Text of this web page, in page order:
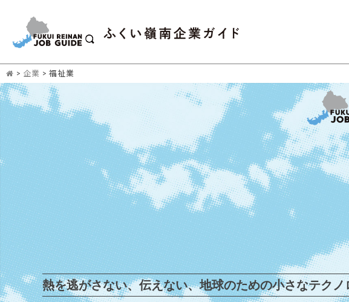
> 企業 > 福祉業
熱を逃がさない、伝えない、地球のための小さなテクノ